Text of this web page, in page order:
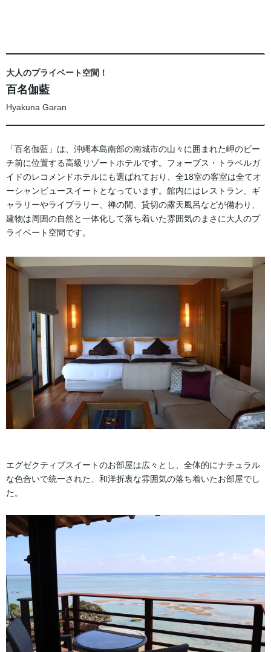
大人のプライベート空間！
百名伽藍
Hyakuna Garan
「百名伽藍」は、沖縄本島南部の南城市の山々に囲まれた岬のビー
チ前に位置する高級リゾートホテルです。フォーブス・トラベルガ
イドのレコメンドホテルにも選ばれており、全18室の客室は全てオ
ーシャンビュースイートとなっています。館内にはレストラン、ギ
ャラリーやライブラリー、禅の間、貸切の露天風呂などが備わり、
建物は周囲の自然と一体化して落ち着いた雰囲気のまさに大人のプ
ライベート空間です。
エグゼクティブスイートのお部屋は広々とし、全体的にナチュラル
な色合いで統一された、和洋折衷な雰囲気の落ち着いたお部屋でし
た。